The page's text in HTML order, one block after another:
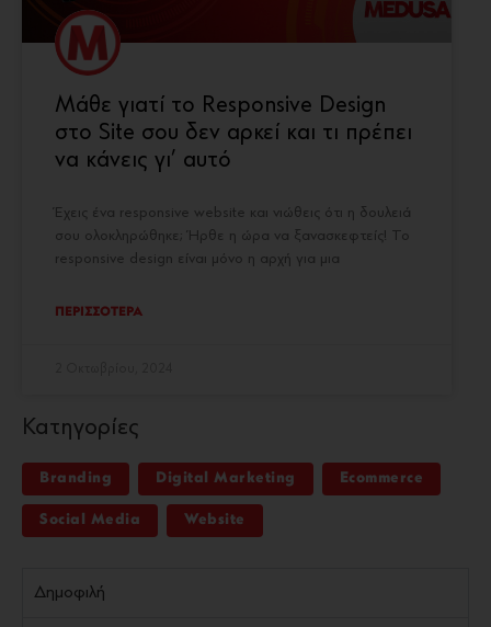
Μάθε γιατί το Responsive Design
στο Site σου δεν αρκεί και τι πρέπει
να κάνεις γι’ αυτό
Έχεις ένα responsive website και νιώθεις ότι η δουλειά
σου ολοκληρώθηκε; Ήρθε η ώρα να ξανασκεφτείς! Το
responsive design είναι μόνο η αρχή για μια
ΠΕΡΙΣΣΟΤΕΡΑ
Κατηγορίες
Branding Digital Marketing Ecommerce
Social Media Website
Δημοφιλή